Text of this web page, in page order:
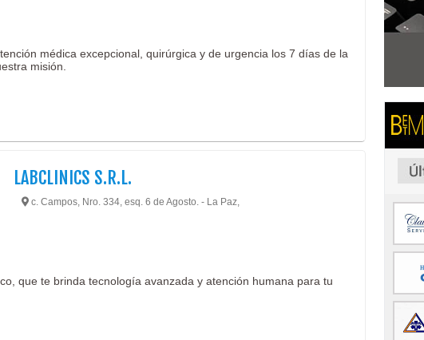
médica excepcional, quirúrgica y de urgencia los 7 días de la
misión.
LABCLINICS S.R.L.
c. Campos, Nro. 334, esq. 6 de Agosto. - La Paz,
que te brinda tecnología avanzada y atención humana para tu